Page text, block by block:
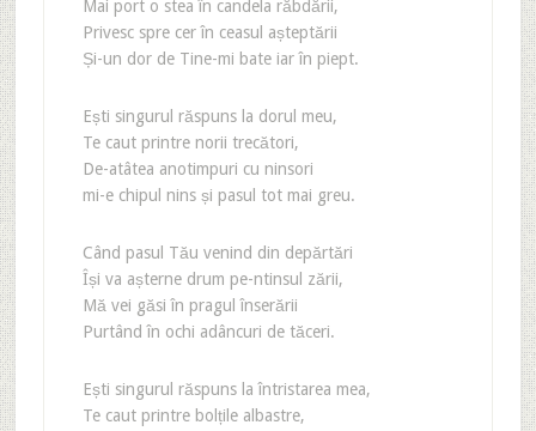
Mai port o stea în candela răbdării,
Privesc spre cer în ceasul așteptării
Și-un dor de Tine-mi bate iar în piept.
Ești singurul răspuns la dorul meu,
Te caut printre norii trecători,
De-atâtea anotimpuri cu ninsori
mi-e chipul nins și pasul tot mai greu.
Când pasul Tău venind din depărtări
Își va așterne drum pe-ntinsul zării,
Mă vei găsi în pragul înserării
Purtând în ochi adâncuri de tăceri.
Ești singurul răspuns la întristarea mea,
Te caut printre bolțile albastre,